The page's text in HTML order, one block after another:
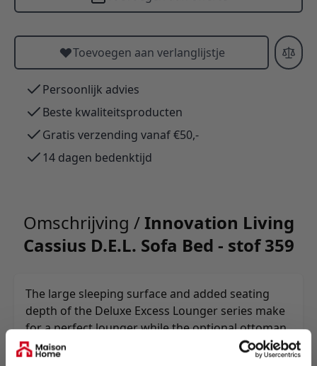
Toevoegen aan verlanglijstje
Persoonlijk advies
Beste kwaliteitsproducten
Gratis verzending vanaf €50,-
14 dagen bedenktijd
Omschrijving /Innovation Living
Cassius D.E.L. Sofa Bed - stof 359
The large sleeping surface and added seating
depth of the Deluxe Excess Lounger series make
for a perfect lounger while the optional ottoman
allows for a chaise lounge add-on or extra
seating place.